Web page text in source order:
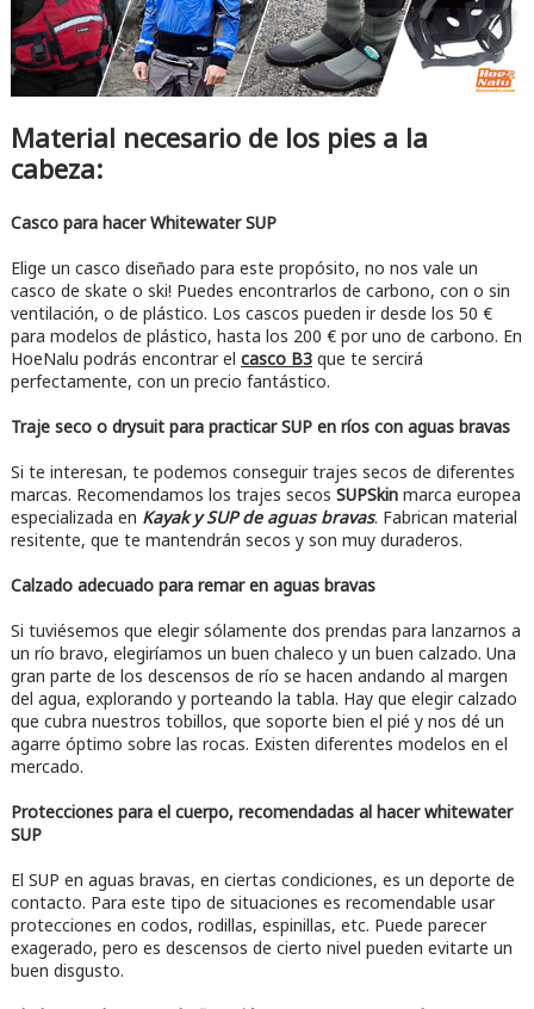
Material necesario de los pies a la
cabeza:
Casco para hacer Whitewater SUP
Elige un casco diseñado para este propósito, no nos vale un
casco de skate o ski! Puedes encontrarlos de carbono, con o sin
ventilación, o de plástico. Los cascos pueden ir desde los 50 €
para modelos de plástico, hasta los 200 € por uno de carbono. En
HoeNalu podrás encontrar el casco B3que te sercirá
perfectamente, con un precio fantástico.
Traje seco o drysuit para practicar SUP en ríos con aguas bravas
Si te interesan, te podemos conseguir trajes secos de diferentes
marcas. Recomendamos los trajes secos SUPSkinmarca europea
especializada en Kayak y SUP de aguas bravas. Fabrican material
resitente, que te mantendrán secos y son muy duraderos.
Calzado adecuado para remar en aguas bravas
Si tuviésemos que elegir sólamente dos prendas para lanzarnos a
un río bravo, elegiríamos un buen chaleco y un buen calzado. Una
gran parte de los descensos de río se hacen andando al margen
del agua, explorando y porteando la tabla. Hay que elegir calzado
que cubra nuestros tobillos, que soporte bien el pié y nos dé un
agarre óptimo sobre las rocas. Existen diferentes modelos en el
mercado.
Protecciones para el cuerpo, recomendadas al hacer whitewater
SUP
El SUP en aguas bravas, en ciertas condiciones, es un deporte de
contacto. Para este tipo de situaciones es recomendable usar
protecciones en codos, rodillas, espinillas, etc. Puede parecer
exagerado, pero es descensos de cierto nivel pueden evitarte un
buen disgusto.